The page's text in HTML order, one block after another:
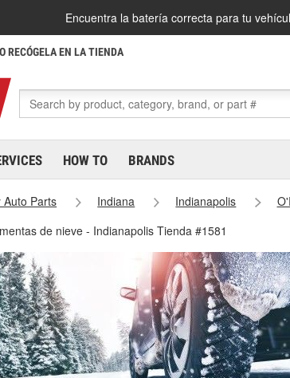
Encuentra la batería correcta para tu
RECÓGELA EN LA TIENDA
HOW TO BRANDS
Auto Parts Indiana Indianapolis
de nieve - Indianapolis Tienda #1581